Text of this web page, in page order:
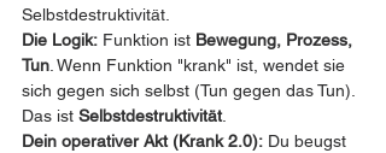
Selbstdestruktivität.
Die Logik: Funktion ist Bewegung, Prozess,
Tun . Wenn Funktion "krank" ist, wendet sie
sich gegen sich selbst (Tun gegen das Tun).
Das ist Selbstdestruktivität.
Dein operativer Akt (Krank 2.0): Du beugst